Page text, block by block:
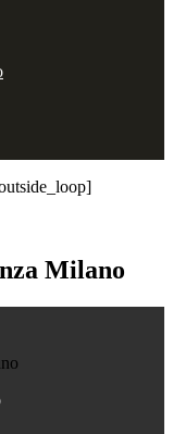
Milano